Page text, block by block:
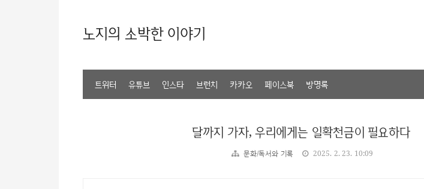
노지의 소박한 이야기
트위터 유튜브 인스타 브런치 카카오 페이스북 방명록
달까지 가자, 우리에게는 일확천금이 필요하다
문화/독서와 기록 2025. 2. 23. 10:09